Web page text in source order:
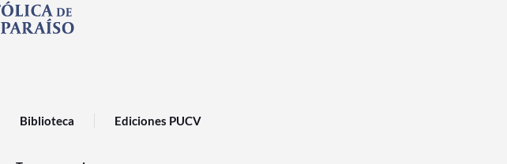
Biblioteca Ediciones PUCV